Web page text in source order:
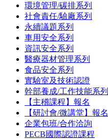
環境管理/碳排系列
社會責任/驗廠系列
永續議題系列
車用安全系列
資訊安全系列
醫療器材管理系列
食品安全系列
實驗室及技術認證
幹部養成/工作技能系列
【主稽課程】報名
【研討會/微講堂】報名
企業包班/合作洽詢
PECB國際認證課程